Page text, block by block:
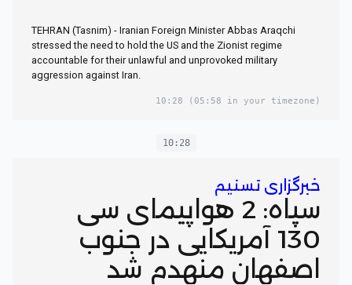
TEHRAN (Tasnim) - Iranian Foreign Minister Abbas Araqchi
stressed the need to hold the US and the Zionist regime
accountable for their unlawful and unprovoked military
aggression against Iran.
10:28 (05:58 in your timezone)
10:28
خبرگزاری تسنیم
سپاه: 2 هواپیمای سی
130 آمریکایی در جنوب
اصفهان منهدم شد